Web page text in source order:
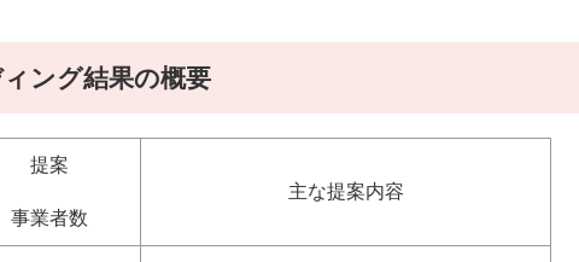
ング結果の概要
提案
事業者数
主な提案内容